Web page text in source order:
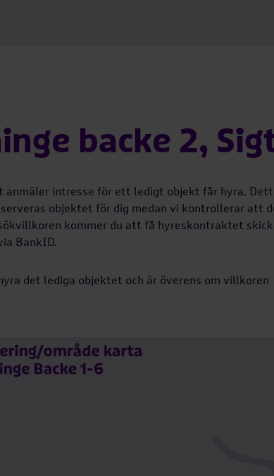
backe 2,
anmäler intresse för ett ledigt objekt får hyra.
objektet för dig medan vi kontrollerar att
kommer du att få hyreskontraktet
BankID.
det lediga objektet och är överens om villkoren